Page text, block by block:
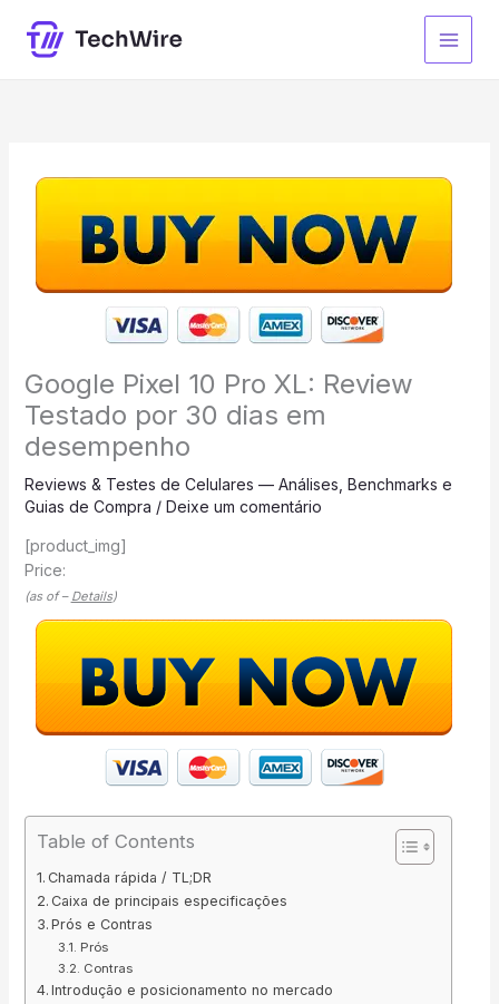
para
Google Pixel 10 Pro XL: Review
Testado por 30 dias em
desempenho
Reviews & Testes de Celulares — Análises, Benchmarks e
Guias de Compra / Deixe um comentário
[product_img]
Price:
(as of – Details)
Table of Contents
Chamada rápida / TL;DR
Caixa de principais especificações
Prós e Contras
Prós
Contras
Introdução e posicionamento no mercado